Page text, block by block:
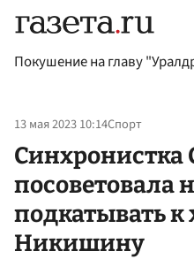
Покушение на главу
13 мая 2023 10:14Спорт
Синхронистка
посоветовала
подкатывать к
Никишину